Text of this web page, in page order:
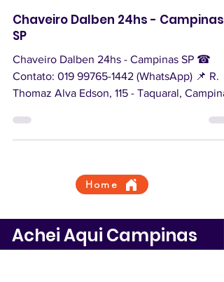
Chaveiro Dalben 24hs - Campinas
SP
Chaveiro Dalben 24hs - Campinas SP ☎
Contato: 019 99765-1442 (WhatsApp) 📌 R.
Thomaz Alva Edson, 115 - Taquaral,
Home
Achei Aqui Campinas